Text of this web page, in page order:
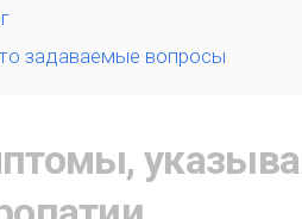
задаваемые вопросы